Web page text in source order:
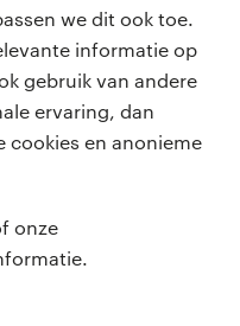
we dit ook toe.
informatie op
gebruik van andere
ervaring, dan
cookies en anonieme
onze